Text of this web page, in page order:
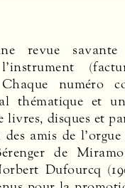
revue savante
numéro
thématique et
livres, disques et
des amis de
de
Dufourcq